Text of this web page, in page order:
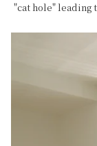
"cat hole" leading